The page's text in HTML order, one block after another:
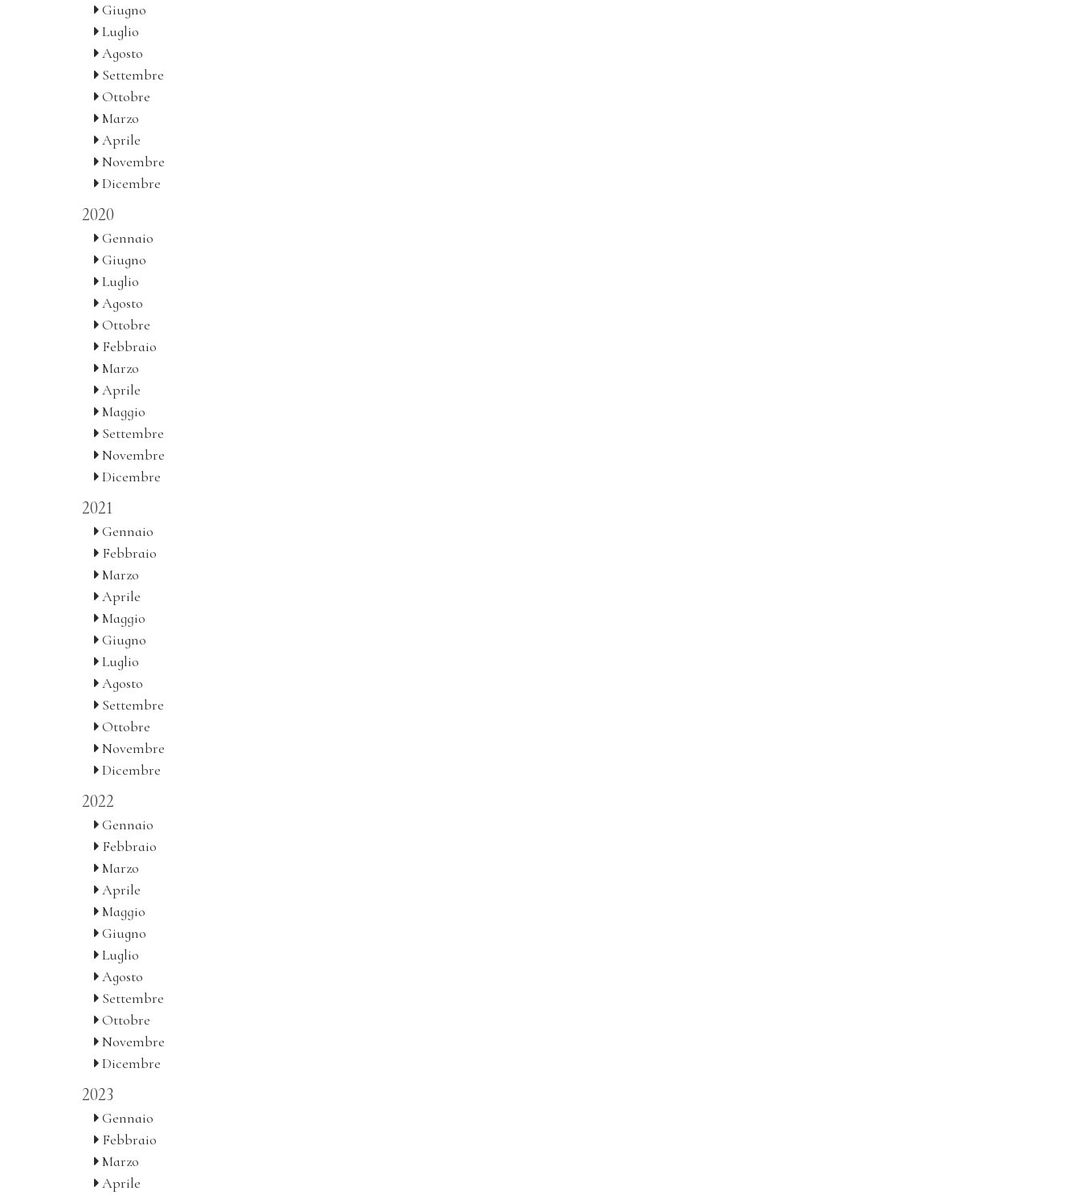
Giugno
Luglio
Agosto
Settembre
Ottobre
Marzo
Aprile
Novembre
Dicembre
2020
Gennaio
Giugno
Luglio
Agosto
Ottobre
Febbraio
Marzo
Aprile
Maggio
Settembre
Novembre
Dicembre
2021
Gennaio
Febbraio
Marzo
Aprile
Maggio
Giugno
Luglio
Agosto
Settembre
Ottobre
Novembre
Dicembre
2022
Gennaio
Febbraio
Marzo
Aprile
Maggio
Giugno
Luglio
Agosto
Settembre
Ottobre
Novembre
Dicembre
2023
Gennaio
Febbraio
Marzo
Aprile